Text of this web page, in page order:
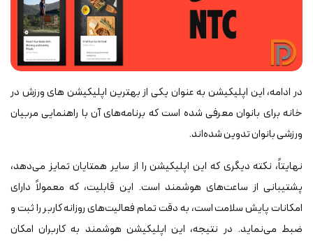
در ادامه، این اپلیکیشن به عنوان یکی از بهترین اپلیکیشن های ورزش در
خانه برای بانوان معرفی شده است که برنامه‌های آن با راهنمایی مربیان
ورزشی بانوان تدوین شده‌اند.
نهایتاً، نکته دیگری که این اپلیکیشن را از سایر همتایان تمایز می‌دهد،
پشتیبانی از ساعت‌های هوشمند است. این قابلیت، که معمولاً دارای
امکانات پایش سلامت است، به دقت تمام فعالیت‌های روزانه کاربر را ثبت و
ضبط می‌نماید. در نتیجه، این اپلیکیشن هوشمند به کاربران امکان